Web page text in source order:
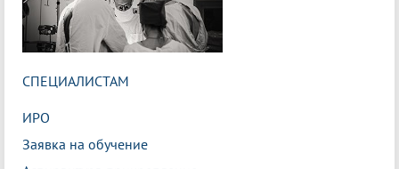
СПЕЦИАЛИСТАМ
ИРО
Заявка на обучение